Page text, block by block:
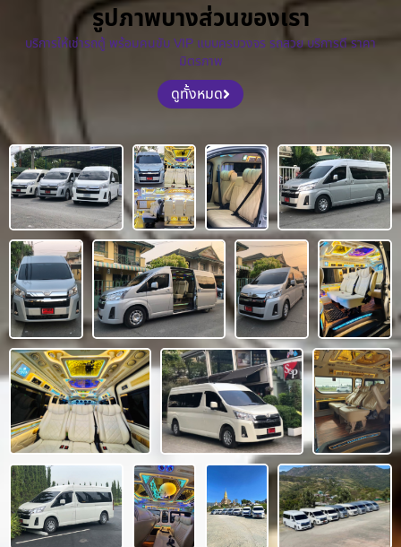
รูปภาพบางส่วนของเรา
บริการให้เช่ารถตู้ พร้อมคนขับ VIP แบบครบวงจร รถสวย บริการดี ราคา
มิตรภาพ
ดูทั้งหมด